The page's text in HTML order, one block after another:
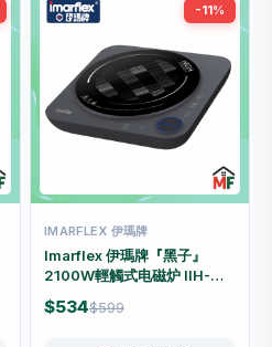
-11%
IMARFLEX 伊瑪牌
Imarflex 伊瑪牌『黑子』
2100W輕觸式电磁炉 IIH-
2199
$534$599